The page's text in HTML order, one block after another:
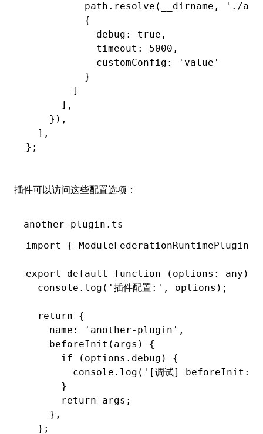
          path
.resolve (__dirname ,
'./
          {
            debug
: true ,
            timeout
: 5000 ,
            customConfig
:
'value'
          }
        ]
      ]
,
    })
,
  ]
,
};
插件可以访问这些配置选项：
another-plugin.ts
import
{ ModuleFederationRuntimePlugin
export default function (options : any )
  console
.log ( '插件配置:' , options);
  return
{
    name
: 'another-plugin' ,
    beforeInit
(args) {
      if
( options .debug) {
        console
.log ( '[调试] beforeInit: '
      }
      return
args;
    }
,
  };